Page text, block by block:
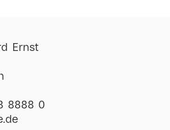
Ernst
8888 0
de